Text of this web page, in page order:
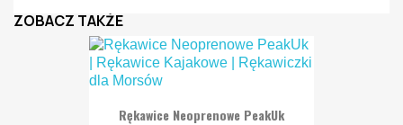
ZOBACZ TAKŻE
Rękawice Neoprenowe PeakUk